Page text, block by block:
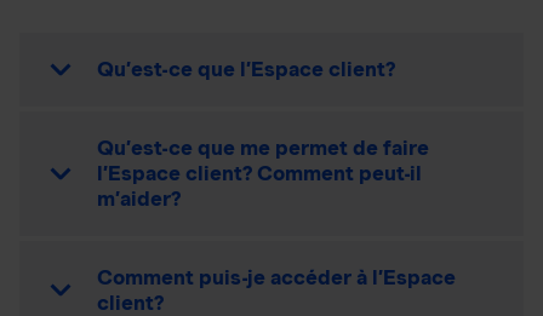
Qu’est-ce que l’Espace client?
Qu’est-ce que me permet de faire
l’Espace client? Comment peut-il
m’aider?
Comment puis-je accéder à l’Espace
client?